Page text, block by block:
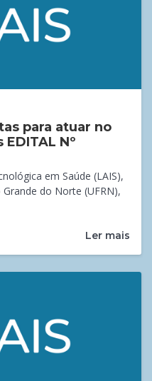
para atuar no
Nº
em Saúde (LAIS),
do Norte (UFRN),
Ler mais